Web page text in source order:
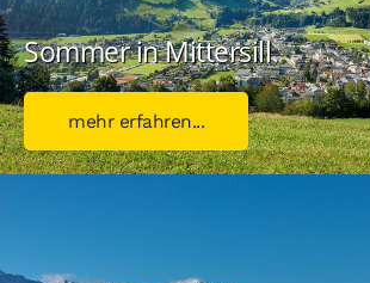
Sommer in Mittersill
mehr erfahren...